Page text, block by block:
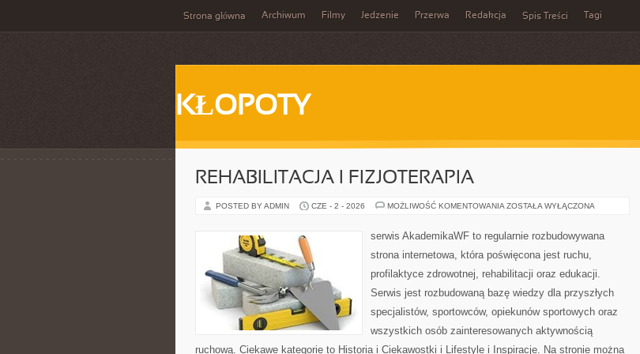
Strona główna Archiwum Filmy Jedzenie Przerwa Redakcja Spis Treści Tagi
KŁOPOTY
REHABILITACJA I FIZJOTERAPIA
POSTED BY ADMIN CZE - 2 - 2026 MOŻLIWOŚĆ KOMENTOWANIA REHABILITACJA
ZOSTAŁA WYŁĄCZONA
serwis AkademikaWF to regularnie rozbudowywana
strona internetowa, która poświęcona jest ruchu,
profilaktyce zdrowotnej, rehabilitacji oraz edukacji.
Serwis jest rozbudowaną bazę wiedzy dla przyszłych
specjalistów, sportowców, opiekunów sportowych oraz
wszystkich osób zainteresowanych aktywnością
ruchową. Ciekawe kategorie to Historia i Ciekawostki i Lifestyle i Inspiracje. Na stronie można